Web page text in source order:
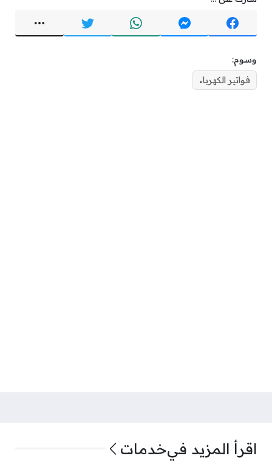
وسوم:
فواتير الكهرباء
اقرأ المزيد فيخدمات